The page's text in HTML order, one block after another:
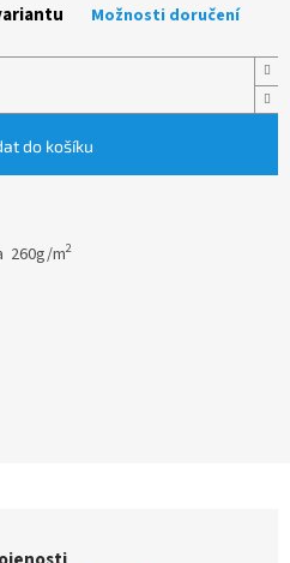
Možnosti doručení
do košíku
260g/m2